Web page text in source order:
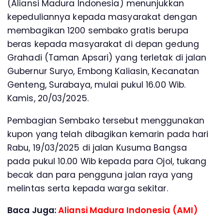
(Aliansi Madura Indonesia) menunjukkan
kepeduliannya kepada masyarakat dengan
membagikan 1200 sembako gratis berupa
beras kepada masyarakat di depan gedung
Grahadi (Taman Apsari) yang terletak di jalan
Gubernur Suryo, Embong Kaliasin, Kecanatan
Genteng, Surabaya, mulai pukul 16.00 Wib.
Kamis, 20/03/2025.
Pembagian Sembako tersebut menggunakan
kupon yang telah dibagikan kemarin pada hari
Rabu, 19/03/2025 di jalan Kusuma Bangsa
pada pukul 10.00 Wib kepada para Ojol, tukang
becak dan para pengguna jalan raya yang
melintas serta kepada warga sekitar.
Baca Juga:Aliansi Madura Indonesia (AMI)